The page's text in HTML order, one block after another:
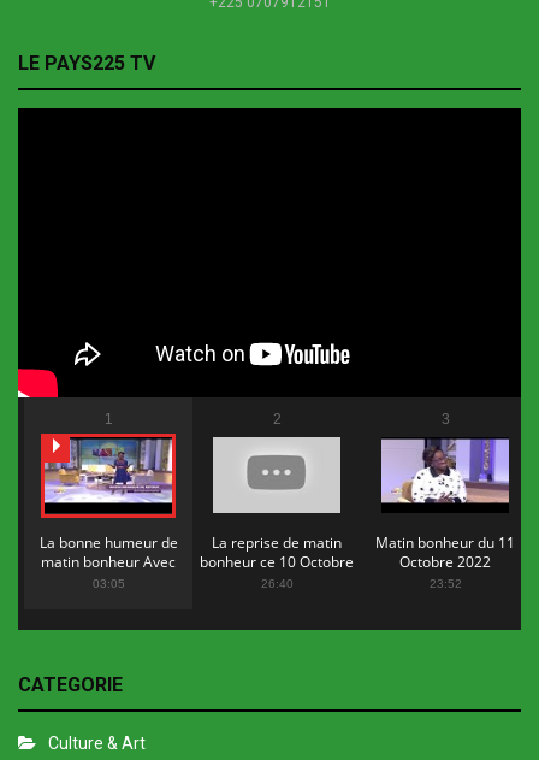
LE PAYS225 TV
1
La bonne humeur de
matin bonheur Avec
Flopy Mendosa
03:05
2
La reprise de matin
bonheur ce 10 Octobre
2022
26:40
3
Matin bonheur du 11
Octobre 2022
23:52
CATEGORIE
Culture & Art